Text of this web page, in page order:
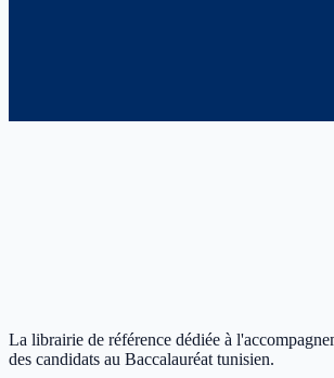
La librairie de référence dédiée à
des candidats au Baccalauréat tunisien.